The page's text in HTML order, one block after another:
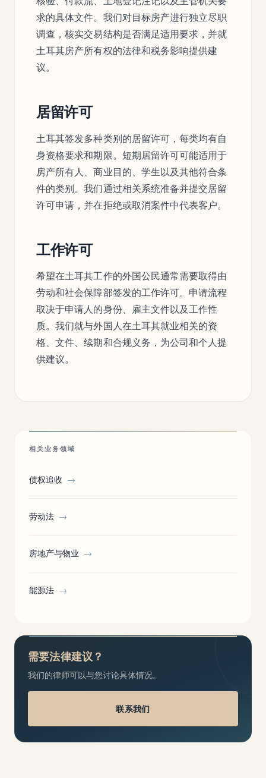
求的具体文件。我们对目标房产进行独立尽职
调查，核实交易结构是否满足适用要求，并就
土耳其房产所有权的法律和税务影响提供建
议。
居留许可
土耳其签发多种类别的居留许可，每类均有自
身资格要求和期限。短期居留许可可能适用于
房产所有人、商业目的、学生以及其他符合条
件的类别。我们通过相关系统准备并提交居留
许可申请，并在拒绝或取消案件中代表客户。
工作许可
希望在土耳其工作的外国公民通常需要取得由
劳动和社会保障部签发的工作许可。申请流程
取决于申请人的身份、雇主文件以及工作性
质。我们就与外国人在土耳其就业相关的资
格、文件、续期和合规义务，为公司和个人提
供建议。
相关业务领域
债权追收 →
劳动法 →
房地产与物业 →
能源法 →
需要法律建议？
我们的律师可以与您讨论具体情况。
联系我们